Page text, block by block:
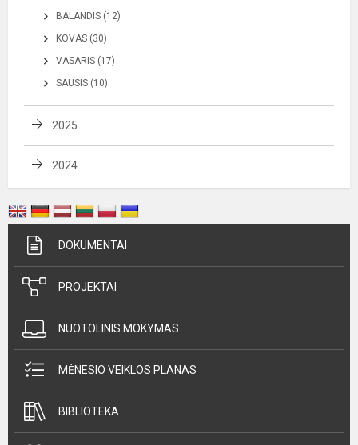
BALANDIS (12)
KOVAS (30)
VASARIS (17)
SAUSIS (10)
2025
2024
DOKUMENTAI
PROJEKTAI
NUOTOLINIS MOKYMAS
MĖNESIO VEIKLOS PLANAS
BIBLIOTEKA